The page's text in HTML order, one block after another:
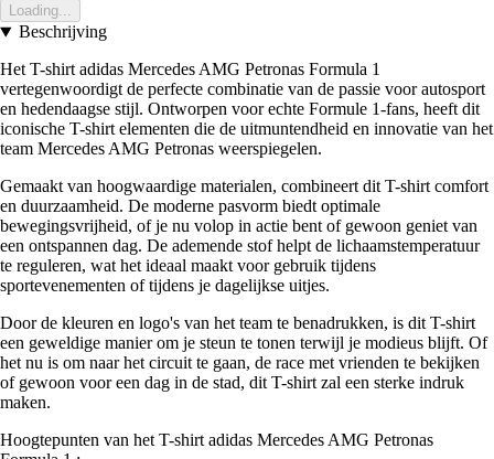
Loading...
Beschrijving
Het T-shirt adidas Mercedes AMG Petronas Formula 1
vertegenwoordigt de perfecte combinatie van de passie voor autosport
en hedendaagse stijl. Ontworpen voor echte Formule 1-fans, heeft dit
iconische T-shirt elementen die de uitmuntendheid en innovatie van het
team Mercedes AMG Petronas weerspiegelen.
Gemaakt van hoogwaardige materialen, combineert dit T-shirt comfort
en duurzaamheid. De moderne pasvorm biedt optimale
bewegingsvrijheid, of je nu volop in actie bent of gewoon geniet van
een ontspannen dag. De ademende stof helpt de lichaamstemperatuur
te reguleren, wat het ideaal maakt voor gebruik tijdens
sportevenementen of tijdens je dagelijkse uitjes.
Door de kleuren en logo's van het team te benadrukken, is dit T-shirt
een geweldige manier om je steun te tonen terwijl je modieus blijft. Of
het nu is om naar het circuit te gaan, de race met vrienden te bekijken
of gewoon voor een dag in de stad, dit T-shirt zal een sterke indruk
maken.
Hoogtepunten van het T-shirt adidas Mercedes AMG Petronas